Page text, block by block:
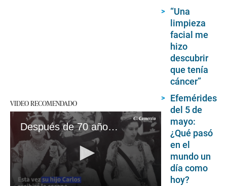
VIDEO RECOMENDADO
Después de 70 años de la reina Isabel II, Carlos III recibe la corona
“Una
limpieza
facial me
hizo
descubrir
que tenía
cáncer”
Efemérides
del 5 de
mayo:
¿Qué pasó
en el
mundo un
día como
hoy?